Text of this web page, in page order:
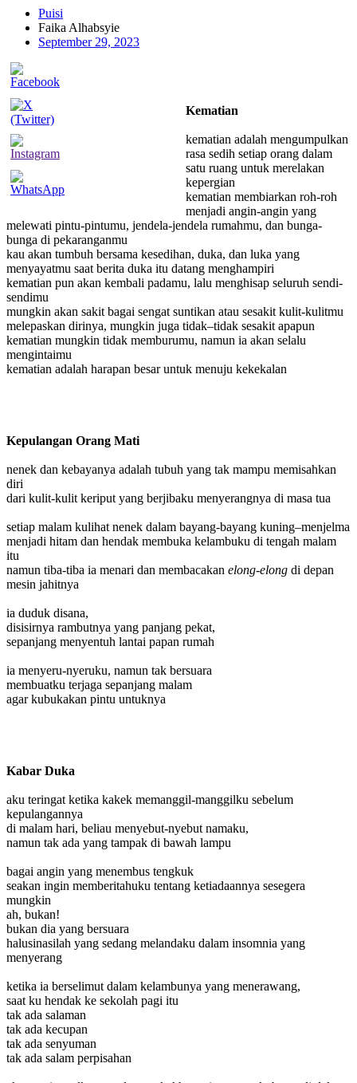
Puisi
Faika Alhabsyie
September 29, 2023
Kematian
kematian adalah mengumpulkan
rasa sedih setiap orang dalam
satu ruang untuk merelakan
kepergian
kematian membiarkan roh-roh
menjadi angin-angin yang
melewati pintu-pintumu, jendela-jendela rumahmu, dan bunga-
bunga di pekaranganmu
kau akan tumbuh bersama kesedihan, duka, dan luka yang
menyayatmu saat berita duka itu datang menghampiri
kematian pun akan kembali padamu, lalu menghisap seluruh sendi-
sendimu
mungkin akan sakit bagai sengat suntikan atau sesakit kulit-kulitmu
melepaskan dirinya, mungkin juga tidak–tidak sesakit apapun
kematian mungkin tidak memburumu, namun ia akan selalu
mengintaimu
kematian adalah harapan besar untuk menuju kekekalan
Kepulangan Orang Mati
nenek dan kebayanya adalah tubuh yang tak mampu memisahkan
diri
dari kulit-kulit keriput yang berjibaku menyerangnya di masa tua
setiap malam kulihat nenek dalam bayang-bayang kuning–menjelma
menjadi hitam dan hendak membuka kelambuku di tengah malam
itu
namun tiba-tiba ia menari dan membacakan elong-elong di depan
mesin jahitnya
ia duduk disana,
disisirnya rambutnya yang panjang pekat,
sepanjang menyentuh lantai papan rumah
ia menyeru-nyeruku, namun tak bersuara
membuatku terjaga sepanjang malam
agar kubukakan pintu untuknya
Kabar Duka
aku teringat ketika kakek memanggil-manggilku sebelum
kepulangannya
di malam hari, beliau menyebut-nyebut namaku,
namun tak ada yang tampak di bawah lampu
bagai angin yang menembus tengkuk
seakan ingin memberitahuku tentang ketiadaannya sesegera
mungkin
ah, bukan!
bukan dia yang bersuara
halusinasilah yang sedang melandaku dalam insomnia yang
menyerang
ketika ia berselimut dalam kelambunya yang menerawang,
saat ku hendak ke sekolah pagi itu
tak ada salaman
tak ada kecupan
tak ada senyuman
tak ada salam perpisahan